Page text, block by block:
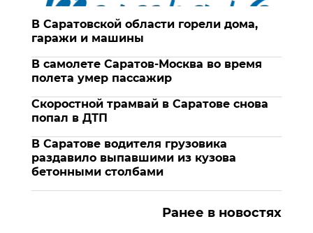
В Саратовской области горели дома,
гаражи и машины
В самолете Саратов-Москва во время
полета умер пассажир
Скоростной трамвай в Саратове снова
попал в ДТП
В Саратове водителя грузовика
раздавило выпавшими из кузова
бетонными столбами
Ранее в новостях